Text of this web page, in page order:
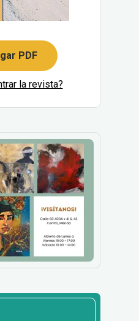
PDF
la revista?